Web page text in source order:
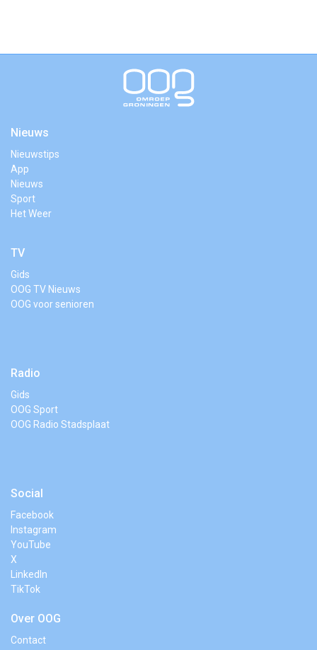
Nieuws
Nieuwstips
App
Nieuws
Sport
Het Weer
TV
Gids
OOG TV Nieuws
OOG voor senioren
Radio
Gids
OOG Sport
OOG Radio Stadsplaat
Social
Facebook
Instagram
YouTube
X
LinkedIn
TikTok
Over OOG
Contact